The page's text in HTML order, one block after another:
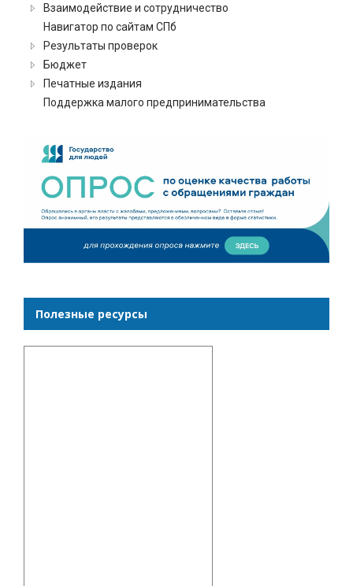
Взаимодействие и сотрудничество
Навигатор по сайтам СПб
Результаты проверок
Бюджет
Печатные издания
Поддержка малого предпринимательства
Полезные ресурсы